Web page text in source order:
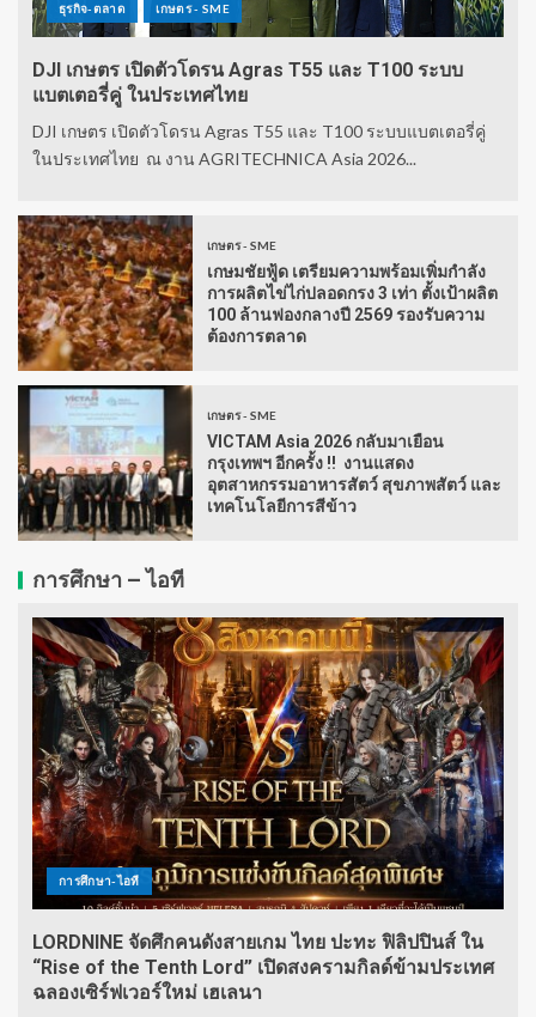
ธุรกิจ-ตลาด เกษตร - SME
DJI เกษตร เปิดตัวโดรน Agras T55 และ T100 ระบบ
แบตเตอรี่คู่ ในประเทศไทย
DJI เกษตร เปิดตัวโดรน Agras T55 และ T100 ระบบแบตเตอรี่คู่
ในประเทศไทย ณ งาน AGRITECHNICA Asia 2026...
เกษตร - SME
เกษมชัยฟู้ด เตรียมความพร้อมเพิ่มกำลัง
การผลิตไข่ไก่ปลอดกรง 3 เท่า ตั้งเป้าผลิต
100 ล้านฟองกลางปี 2569 รองรับความ
ต้องการตลาด
เกษตร - SME
VICTAM Asia 2026 กลับมาเยือน
กรุงเทพฯ อีกครั้ง !! งานแสดง
อุตสาหกรรมอาหารสัตว์ สุขภาพสัตว์ และ
เทคโนโลยีการสีข้าว
การศึกษา – ไอที
การศึกษา-ไอที
LORDNINE จัดศึกคนดังสายเกม ไทย ปะทะ ฟิลิปปินส์ ใน
“Rise of the Tenth Lord” เปิดสงครามกิลด์ข้ามประเทศ
ฉลองเซิร์ฟเวอร์ใหม่ เฮเลนา